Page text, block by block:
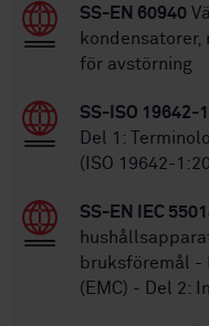
SS-EN 60940
för avstörning
SS-ISO 19642-
Del 1:
(ISO 19642-
SS-EN IEC
bruksföremål
(EMC) - Del 2: